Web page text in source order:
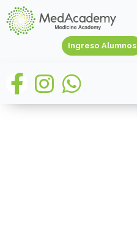
Ingreso Alumnos